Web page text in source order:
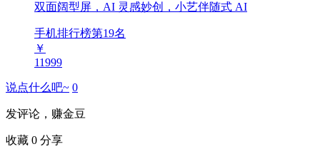
双面阔型屏，AI 灵感妙创，小艺伴随式 AI
手机排行榜第19名
￥
11999
说点什么吧~ 0
发评论，赚金豆
收藏 0 分享